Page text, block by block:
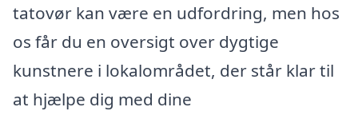
tatovør kan være en udfordring, men hos
os får du en oversigt over dygtige
kunstnere i lokalområdet, der står klar til
at hjælpe dig med dine